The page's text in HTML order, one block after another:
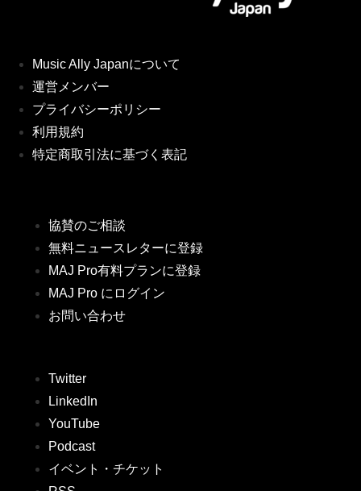
Music Ally Japanについて
運営メンバー
プライバシーポリシー
利用規約
特定商取引法に基づく表記
協賛のご相談
無料ニュースレターに登録
MAJ Pro有料プランに登録
MAJ Pro にログイン
お問い合わせ
Twitter
LinkedIn
YouTube
Podcast
イベント・チケット